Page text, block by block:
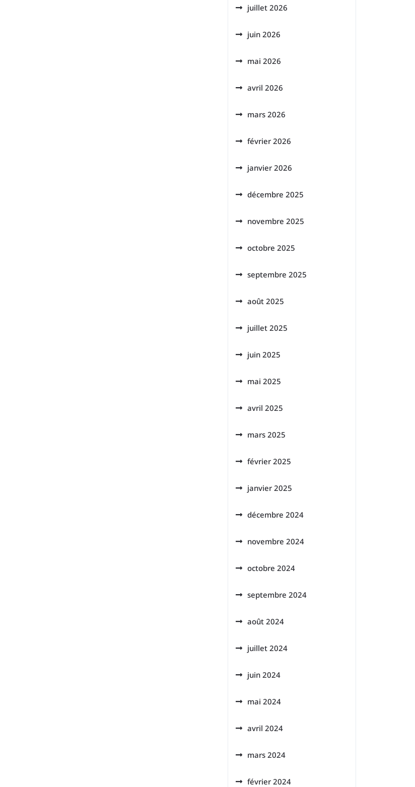
juillet 2026
juin 2026
mai 2026
avril 2026
mars 2026
février 2026
janvier 2026
décembre 2025
novembre 2025
octobre 2025
septembre 2025
août 2025
juillet 2025
juin 2025
mai 2025
avril 2025
mars 2025
février 2025
janvier 2025
décembre 2024
novembre 2024
octobre 2024
septembre 2024
août 2024
juillet 2024
juin 2024
mai 2024
avril 2024
mars 2024
février 2024